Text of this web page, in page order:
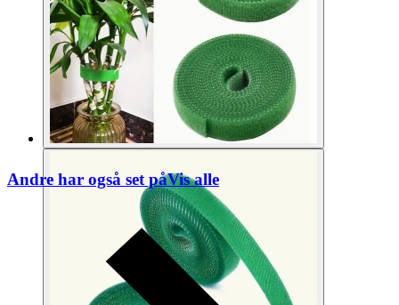
Andre har også set påVis alle